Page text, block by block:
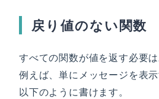
戻り値のない関数
すべての関数が値を返す必要は
例えば、単にメッセージを表
以下のように書けます。